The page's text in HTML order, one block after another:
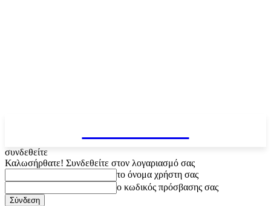
συνδεθείτε
Καλωσήρθατε! Συνδεθείτε στον λογαριασμό σας
το όνομα χρήστη σας
ο κωδικός πρόσβασης σας